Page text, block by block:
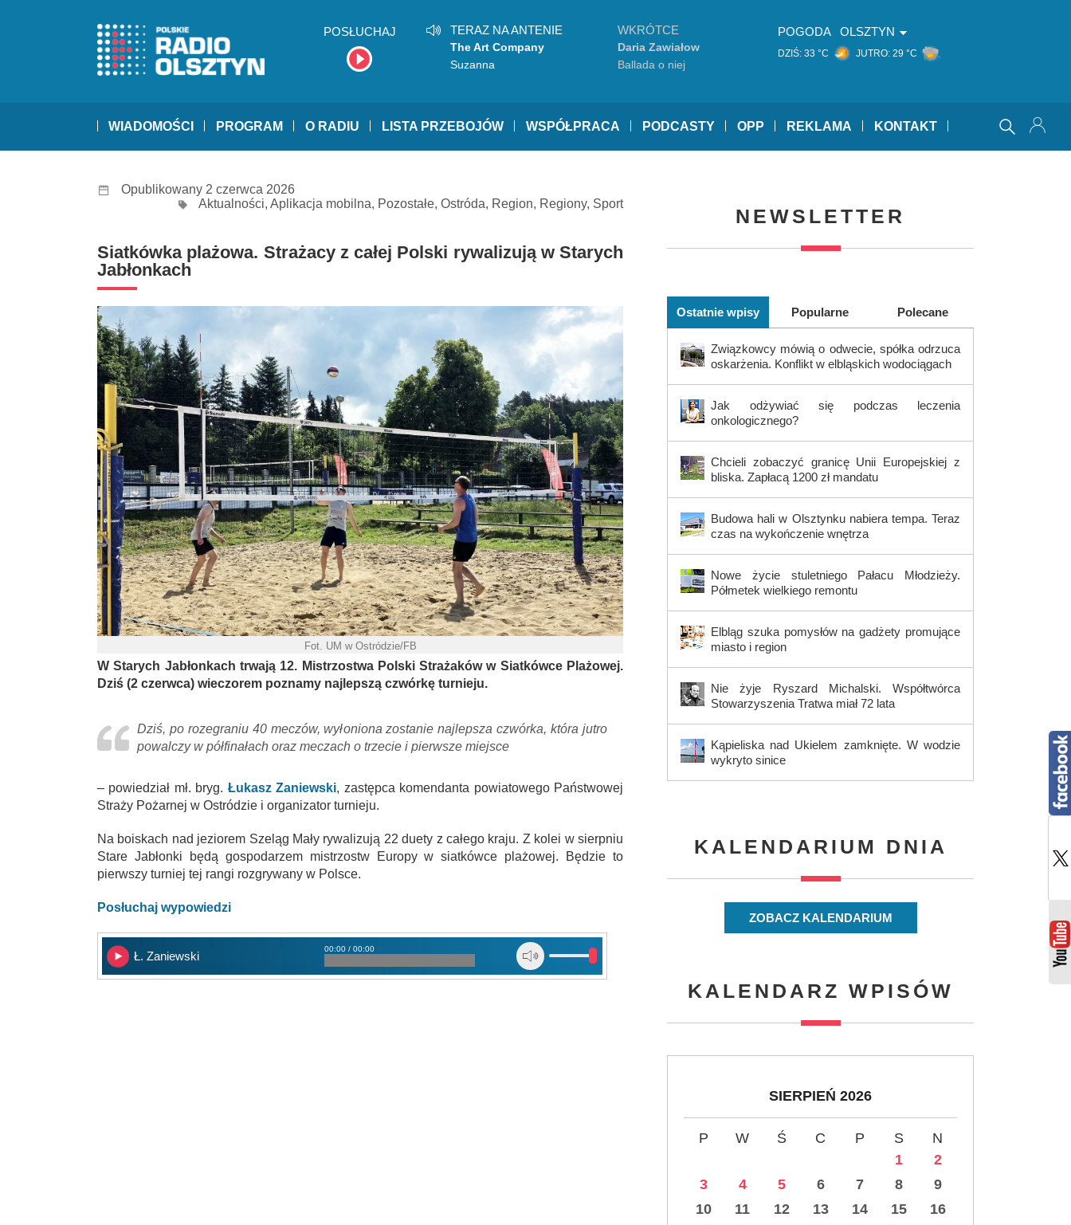
POSŁUCHAJ TERAZ NA ANTENIE
The Art Company
Suzanna
WKRÓTCE
Daria Zawiałow
Ballada o niej
POGODA OLSZTYN
DZIŚ: 33 °C JUTRO: 29 °C
WIADOMOŚCI PROGRAM O RADIU LISTA PRZEBOJÓW WSPÓŁPRACA PODCASTY OPP REKLAMA KONTAKT
Opublikowany 2 czerwca 2026
Aktualności, Aplikacja mobilna, Pozostałe, Ostróda, Region, Regiony, Sport
Siatkówka plażowa. Strażacy z całej Polski rywalizują w Starych
Jabłonkach
Fot. UM w Ostródzie/FB
W Starych Jabłonkach trwają 12. Mistrzostwa Polski Strażaków w Siatkówce Plażowej.
Dziś (2 czerwca) wieczorem poznamy najlepszą czwórkę turnieju.
Dziś, po rozegraniu 40 meczów, wyłoniona zostanie najlepsza czwórka, która jutro
powalczy w półfinałach oraz meczach o trzecie i pierwsze miejsce
– powiedział mł. bryg. Łukasz Zaniewski, zastępca komendanta powiatowego Państwowej
Straży Pożarnej w Ostródzie i organizator turnieju.
Na boiskach nad jeziorem Szeląg Mały rywalizują 22 duety z całego kraju. Z kolei w sierpniu
Stare Jabłonki będą gospodarzem mistrzostw Europy w siatkówce plażowej. Będzie to
pierwszy turniej tej rangi rozgrywany w Polsce.
Posłuchaj wypowiedzi
Ł. Zaniewski
00:00 / 00:00
NEWSLETTER
Ostatnie wpisy Popularne Polecane
Związkowcy mówią o odwecie, spółka odrzuca
oskarżenia. Konflikt w elbląskich wodociągach
Jak odżywiać się podczas leczenia
onkologicznego?
Chcieli zobaczyć granicę Unii Europejskiej z
bliska. Zapłacą 1200 zł mandatu
Budowa hali w Olsztynku nabiera tempa. Teraz
czas na wykończenie wnętrza
Nowe życie stuletniego Pałacu Młodzieży.
Półmetek wielkiego remontu
Elbląg szuka pomysłów na gadżety promujące
miasto i region
Nie żyje Ryszard Michalski. Współtwórca
Stowarzyszenia Tratwa miał 72 lata
Kąpieliska nad Ukielem zamknięte. W wodzie
wykryto sinice
KALENDARIUM DNIA
ZOBACZ KALENDARIUM
KALENDARZ WPISÓW
SIERPIEŃ 2026
P W Ś C P S
N
1
2
3
4 5 6 7 8
9
10
11 12 13 14 15
16